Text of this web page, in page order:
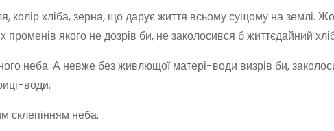
колір хліба, зерна, що дарує життя всьому сущому на землі.
яко­го не дозрів би, не заколосився б життєдайний
неба. А невже без живлющої матері-води визрів би,
води.
склепінням неба.